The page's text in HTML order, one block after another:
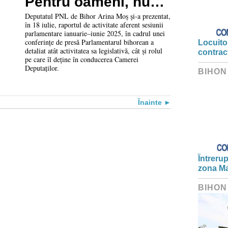
pentru imagine”
Deputatul PNL de Bihor Arina Moș și-a prezentat,
în 18 iulie, raportul de activitate aferent sesiunii
parlamentare ianuarie–iunie 2025, în cadrul unei
conferințe de presă Parlamentarul bihorean a
detaliat atât activitatea sa legislativă, cât și rolul
pe care îl deține în conducerea Camerei
Deputaților.
Înainte
zona